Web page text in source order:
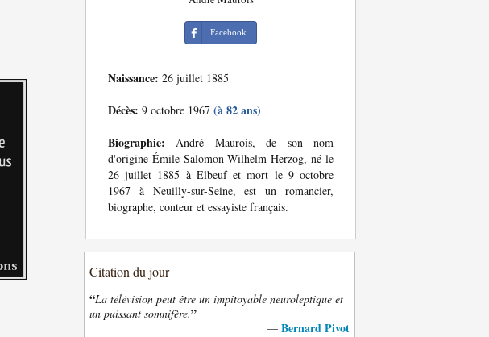
Facebook
Naissance: 26 juillet 1885
Décès: 9 octobre 1967 (à 82 ans)
Biographie: André Maurois, de son nom
d'origine Émile Salomon Wilhelm Herzog, né le
26 juillet 1885 à Elbeuf et mort le 9 octobre
1967 à Neuilly-sur-Seine, est un romancier,
biographe, conteur et essayiste français.
Citation du jour
“La télévision peut être un impitoyable neuroleptique et
un puissant somnifère.”
— Bernard Pivot